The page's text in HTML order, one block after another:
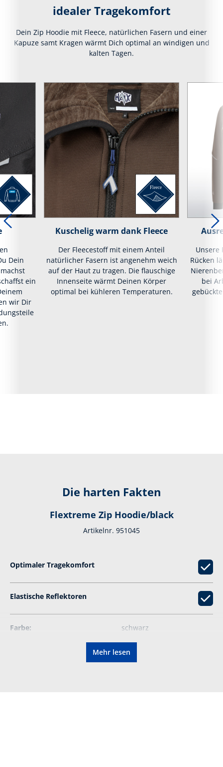
idealer Tragekomfort
Dein Zip Hoodie mit Fleece, natürlichen Fasern und einer
Kapuze samt Kragen wärmt Dich optimal an windigen und
kalten Tagen.
Dein
ein
wir Dir
Kuschelig warm dank Fleece
Der Fleecestoff mit einem Anteil
natürlicher Fasern ist angenehm weich
auf der Haut zu tragen. Die flauschige
Innenseite wärmt Deinen Körper
optimal bei kühleren Temperaturen.
Unsere
Rücken
bei
Die harten Fakten
Flextreme Zip Hoodie/black
Artikelnr. 951045
Optimaler Tragekomfort
Elastische Reflektoren
Farbe: schwarz
225 g
Mehr lesen